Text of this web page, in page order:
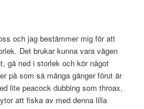
och jag bestämmer mig för att
Det brukar kunna vara vägen
gå ned i storlek och kör något
på som så många gånger förut är
lite peacock dubbing som throax,
att fiska av med denna lilla